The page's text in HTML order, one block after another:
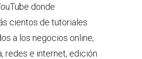
donde
cientos de tutoriales
a los negocios online,
redes e internet, edición